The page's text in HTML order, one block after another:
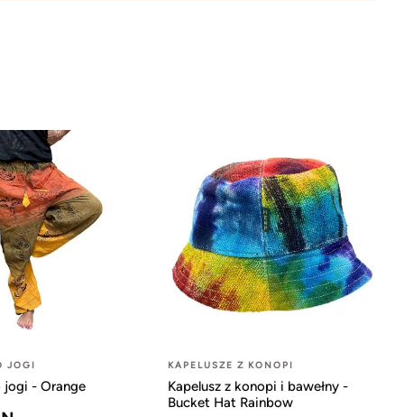
JOGI
jogi - Orange
KAPELUSZE Z KONOPI
Kapelusz z konopi i bawełny -
Bucket Hat Rainbow